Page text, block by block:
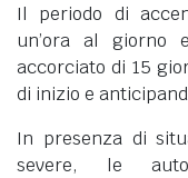
Il periodo di
un’ora al giorno
accorciato di 15
di inizio e
In presenza di
severe, le